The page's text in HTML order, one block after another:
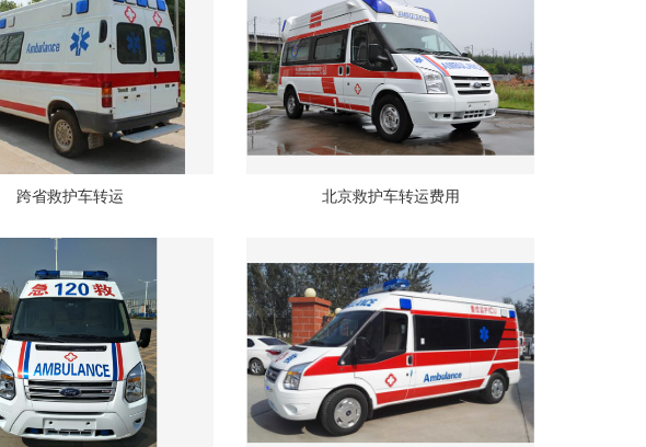
跨省救护车转运 北京救护车转运费用